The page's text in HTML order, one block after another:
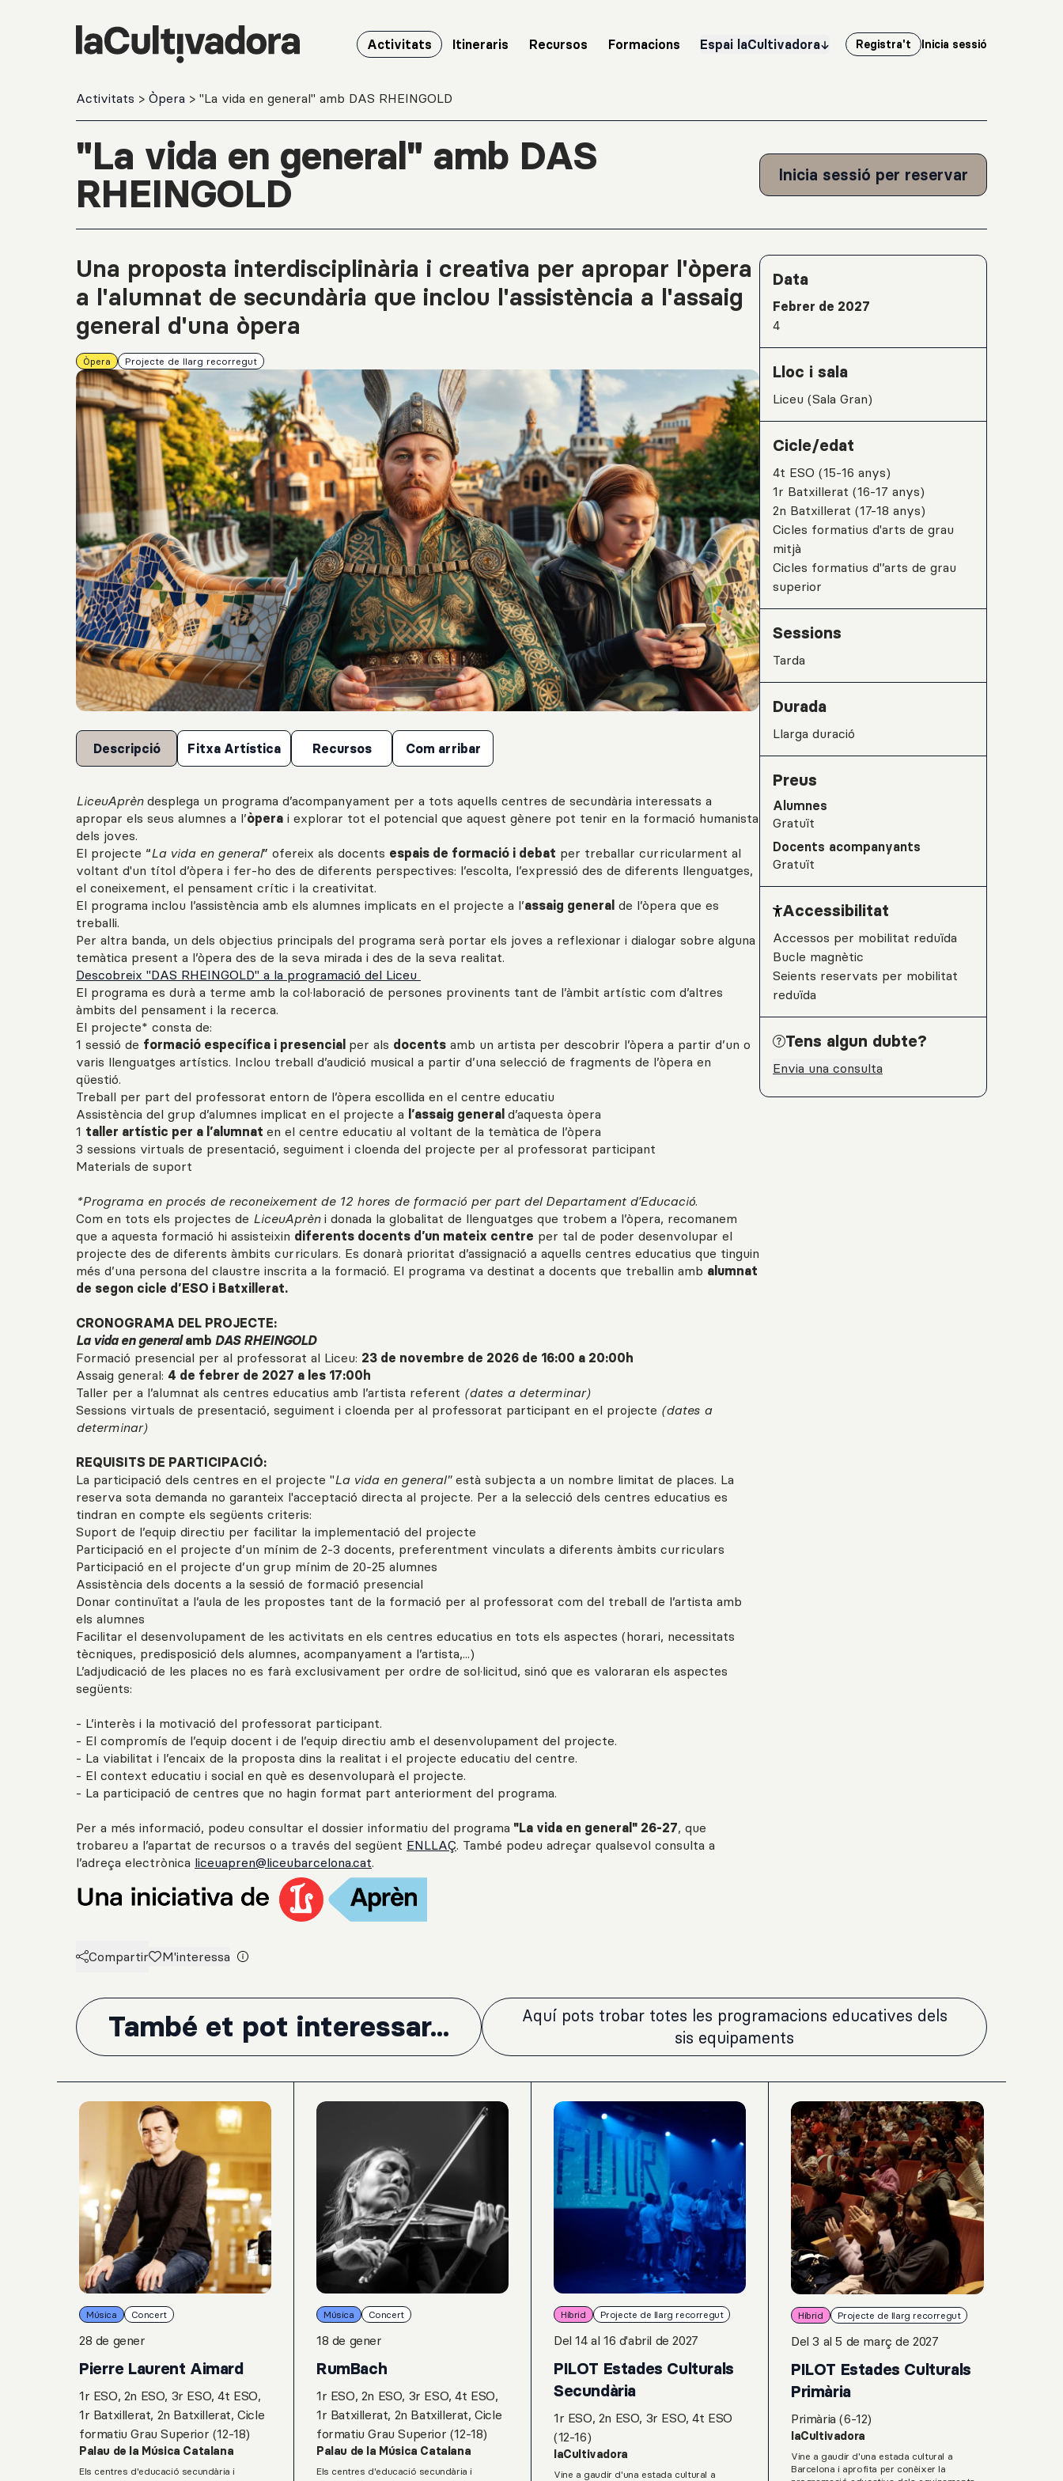
Activitats Itineraris Recursos Formacions Espai laCultivadora Registra't Inicia sessió
Activitats > Òpera > "La vida en general" amb DAS RHEINGOLD
"La vida en general" amb DAS
RHEINGOLD
Inicia sessió per reservar
Una proposta interdisciplinària i creativa per apropar l'òpera
a l'alumnat de secundària que inclou l'assistència a l'assaig
general d'una òpera
Òpera Projecte de llarg recorregut
Descripció Fitxa Artística Recursos Com arribar
LiceuAprèndesplega un programa d’acompanyament per a tots aquells centres de secundària interessats a
apropar els seus alumnes a l’òpera i explorar tot el potencial que aquest gènere pot tenir en la formació humanista
dels joves.
El projecte “La vida en general” ofereix als docents espais de formació i debat per treballar curricularment al
voltant d'un títol d’òpera i fer-ho des de diferents perspectives: l’escolta, l’expressió des de diferents llenguatges,
el coneixement, el pensament crític i la creativitat.
El programa inclou l’assistència amb els alumnes implicats en el projecte a l’assaig general de l’òpera que es
treballi.
Per altra banda, un dels objectius principals del programa serà portar els joves a reflexionar i dialogar sobre alguna
temàtica present a l’òpera des de la seva mirada i des de la seva realitat.
Descobreix "DAS RHEINGOLD" a la programació del Liceu
El programa es durà a terme amb la col·laboració de persones provinents tant de l’àmbit artístic com d’altres
àmbits del pensament i la recerca.
El projecte* consta de:
1 sessió de formació específica i presencial per als docents amb un artista per descobrir l’òpera a partir d’un o
varis llenguatges artístics. Inclou treball d’audició musical a partir d’una selecció de fragments de l’òpera en
qüestió.
Treball per part del professorat entorn de l’òpera escollida en el centre educatiu
Assistència del grup d’alumnes implicat en el projecte a l’assaig general d’aquesta òpera
1 taller artístic per a l’alumnat en el centre educatiu al voltant de la temàtica de l’òpera
3 sessions virtuals de presentació, seguiment i cloenda del projecte per al professorat participant
Materials de suport
*Programa en procés de reconeixement de 12 hores de formació per part del Departament d’Educació.
Com en tots els projectes de LiceuAprèni donada la globalitat de llenguatges que trobem a l’òpera, recomanem
que a aquesta formació hi assisteixin diferents docents d’un mateix centre per tal de poder desenvolupar el
projecte des de diferents àmbits curriculars. Es donarà prioritat d’assignació a aquells centres educatius que tinguin
més d’una persona del claustre inscrita a la formació. El programa va destinat a docents que treballin amb alumnat
de segon cicle d’ESO i Batxillerat.
CRONOGRAMA DEL PROJECTE:
La vida en generalamb DAS RHEINGOLD
Formació presencial per al professorat al Liceu: 23 de novembre de 2026 de 16:00 a 20:00h
Assaig general: 4 de febrer de 2027 a les 17:00h
Taller per a l’alumnat als centres educatius amb l’artista referent (dates a determinar)
Sessions virtuals de presentació, seguiment i cloenda per al professorat participant en el projecte (dates a
determinar)
REQUISITS DE PARTICIPACIÓ:
La participació dels centres en el projecte "La vida en general"està subjecta a un nombre limitat de places. La
reserva sota demanda no garanteix l'acceptació directa al projecte. Per a la selecció dels centres educatius es
tindran en compte els següents criteris:
Suport de l’equip directiu per facilitar la implementació del projecte
Participació en el projecte d’un mínim de 2-3 docents, preferentment vinculats a diferents àmbits curriculars
Participació en el projecte d’un grup mínim de 20-25 alumnes
Assistència dels docents a la sessió de formació presencial
Donar continuïtat a l’aula de les propostes tant de la formació per al professorat com del treball de l’artista amb
els alumnes
Facilitar el desenvolupament de les activitats en els centres educatius en tots els aspectes (horari, necessitats
tècniques, predisposició dels alumnes, acompanyament a l’artista,...)
L’adjudicació de les places no es farà exclusivament per ordre de sol·licitud, sinó que es valoraran els aspectes
següents:
- L’interès i la motivació del professorat participant.
- El compromís de l’equip docent i de l’equip directiu amb el desenvolupament del projecte.
- La viabilitat i l’encaix de la proposta dins la realitat i el projecte educatiu del centre.
- El context educatiu i social en què es desenvoluparà el projecte.
- La participació de centres que no hagin format part anteriorment del programa.
Per a més informació, podeu consultar el dossier informatiu del programa "La vida en general" 26-27, que
trobareu a l’apartat de recursos o a través del següent ENLLAÇ. També podeu adreçar qualsevol consulta a
l’adreça electrònica liceuapren@liceubarcelona.cat.
Compartir M'interessa
Detalls de l'activitat
Data
Febrer de 2027
4
Lloc i sala
Liceu (Sala Gran)
Cicle/edat
4t ESO (15-16 anys)
1r Batxillerat (16-17 anys)
2n Batxillerat (17-18 anys)
Cicles formatius d'arts de grau
mitjà
Cicles formatius d'’arts de grau
superior
Sessions
tarda
Durada
Llarga duració
Preus
Alumnes
Gratuït
Docents acompanyants
Gratuït
Accessibilitat
Accessos per mobilitat reduïda
Bucle magnètic
Seients reservats per mobilitat
reduïda
Tens algun dubte?
Envia una consulta
També et pot interessar...
Aquí pots trobar totes les programacions educatives dels
sis equipaments
Música Concert
28 de gener
Pierre Laurent Aimard
1r ESO, 2n ESO, 3r ESO, 4t ESO,
1r Batxillerat, 2n Batxillerat, Cicle
formatiu Grau Superior (12-18)
Palau de la Música Catalana
Els centres d'educació secundària i
Música Concert
18 de gener
RumBach
1r ESO, 2n ESO, 3r ESO, 4t ESO,
1r Batxillerat, 2n Batxillerat, Cicle
formatiu Grau Superior (12-18)
Palau de la Música Catalana
Els centres d'educació secundària i
Híbrid Projecte de llarg recorregut
Del 14 al 16 d'abril de 2027
PILOT Estades Culturals
Secundària
1r ESO, 2n ESO, 3r ESO, 4t ESO
(12-16)
laCultivadora
Vine a gaudir d'una estada cultural a
Híbrid Projecte de llarg recorregut
Del 3 al 5 de març de 2027
PILOT Estades Culturals
Primària
Primària (6-12)
laCultivadora
Vine a gaudir d'una estada cultural a
Barcelona i aprofita per conèixer la